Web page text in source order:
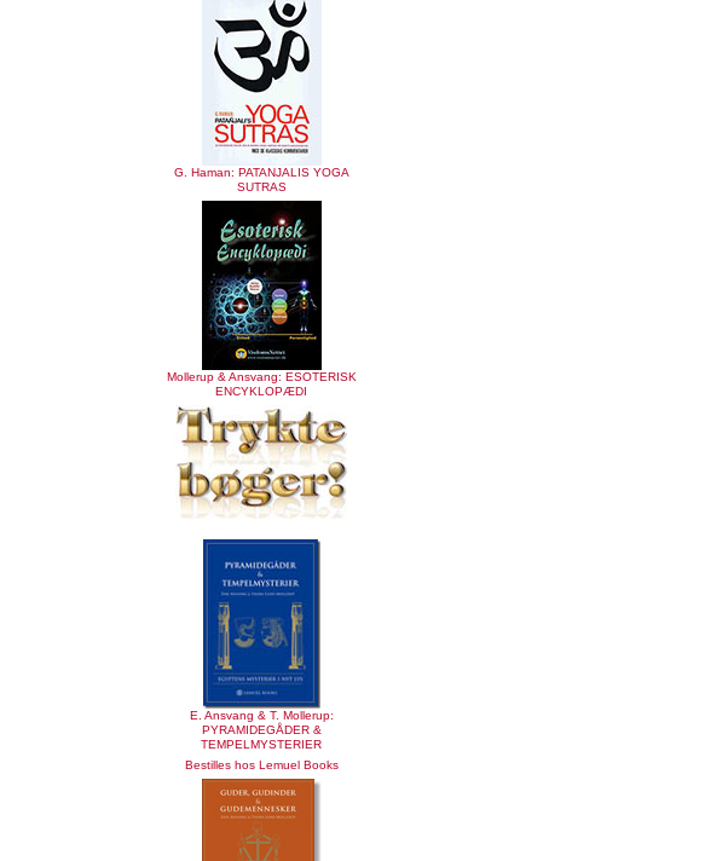
G. Haman: PATANJALIS YOGA
SUTRAS
Mollerup & Ansvang: ESOTERISK
ENCYKLOPÆDI
E. Ansvang & T. Mollerup:
PYRAMIDEGÅDER &
TEMPELMYSTERIER
Bestilles hos Lemuel Books